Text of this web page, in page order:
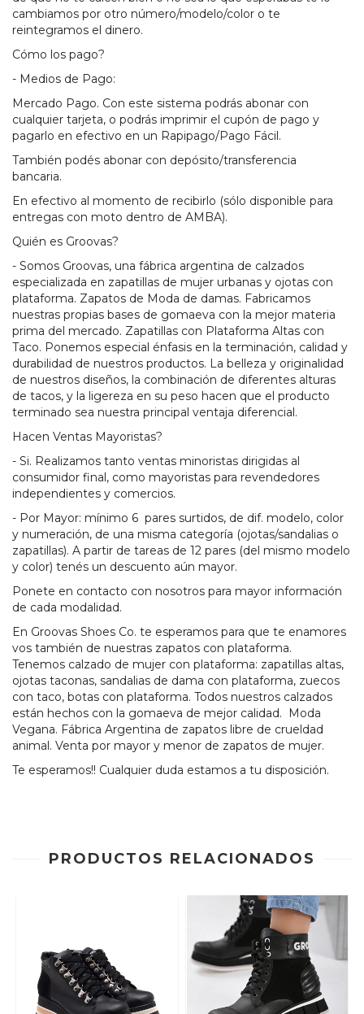
cambiamos por otro número/modelo/color o te
reintegramos el dinero.
Cómo los pago?
- Medios de Pago:
Mercado Pago. Con este sistema podrás abonar con
cualquier tarjeta, o podrás imprimir el cupón de pago y
pagarlo en efectivo en un Rapipago/Pago Fácil.
También podés abonar con depósito/transferencia
bancaria.
En efectivo al momento de recibirlo (sólo disponible para
entregas con moto dentro de AMBA).
Quién es Groovas?
- Somos Groovas, una fábrica argentina de calzados
especializada en zapatillas de mujer urbanas y ojotas con
plataforma. Zapatos de Moda de damas. Fabricamos
nuestras propias bases de gomaeva con la mejor materia
prima del mercado. Zapatillas con Plataforma Altas con
Taco. Ponemos especial énfasis en la terminación, calidad y
durabilidad de nuestros productos. La belleza y originalidad
de nuestros diseños, la combinación de diferentes alturas
de tacos, y la ligereza en su peso hacen que el producto
terminado sea nuestra principal ventaja diferencial.
Hacen Ventas Mayoristas?
- Si. Realizamos tanto ventas minoristas dirigidas al
consumidor final, como mayoristas para revendedores
independientes y comercios.
- Por Mayor: mínimo 6 pares surtidos, de dif. modelo, color
y numeración, de una misma categoría (ojotas/sandalias o
zapatillas). A partir de tareas de 12 pares (del mismo modelo
y color) tenés un descuento aún mayor.
Ponete en contacto con nosotros para mayor información
de cada modalidad.
En Groovas Shoes Co. te esperamos para que te enamores
vos también de nuestras zapatos con plataforma.
Tenemos calzado de mujer con plataforma: zapatillas altas,
ojotas taconas, sandalias de dama con plataforma, zuecos
con taco, botas con plataforma. Todos nuestros calzados
están hechos con la gomaeva de mejor calidad. Moda
Vegana. Fábrica Argentina de zapatos libre de crueldad
animal. Venta por mayor y menor de zapatos de mujer.
Te esperamos!! Cualquier duda estamos a tu disposición.
PRODUCTOS RELACIONADOS